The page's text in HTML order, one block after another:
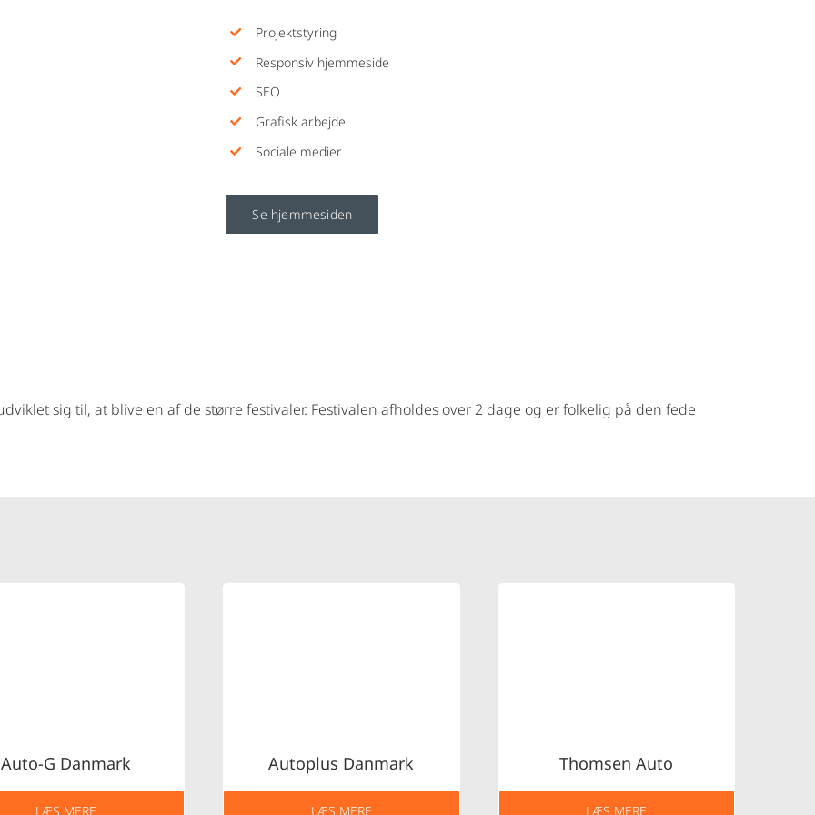
Projektstyring
Responsiv hjemmeside
SEO
Grafisk arbejde
Sociale medier
Se hjemmesiden
sig til, at blive en af de større festivaler. Festivalen afholdes over 2 dage og er folkelig på den fede
Auto-G Danmark
LÆS MERE
Autoplus Danmark
LÆS MERE
Thomsen Auto
LÆS MERE